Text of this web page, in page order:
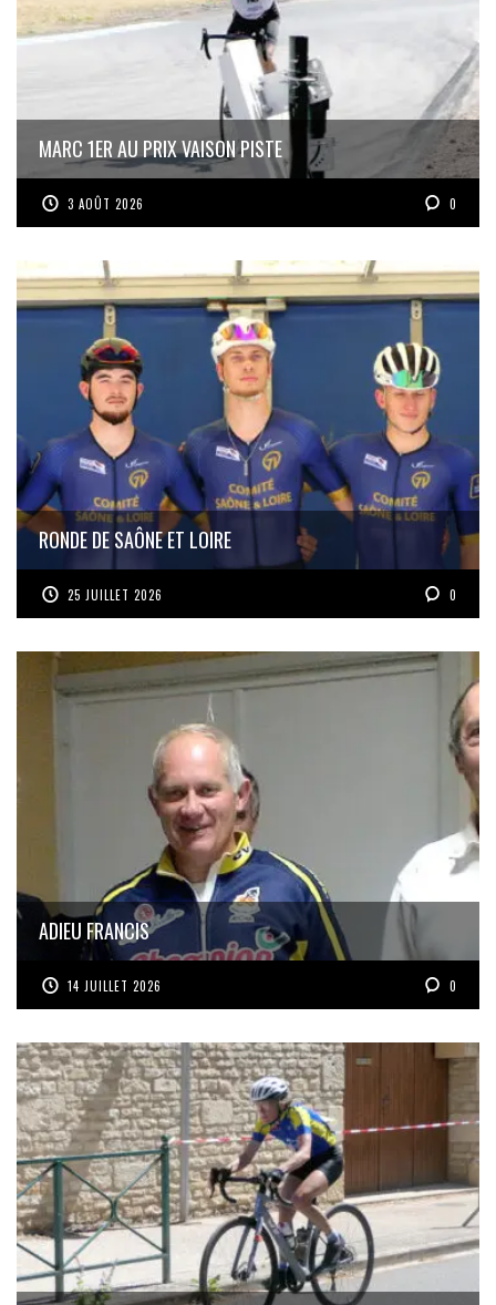
MARC 1ER AU PRIX VAISON PISTE
3 AOÛT 2026 0
RONDE DE SAÔNE ET LOIRE
25 JUILLET 2026 0
ADIEU FRANCIS
14 JUILLET 2026 0